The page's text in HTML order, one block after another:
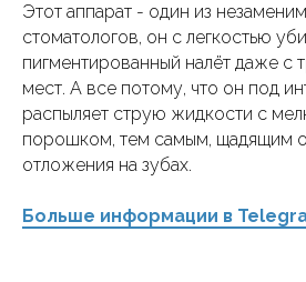
Этот аппарат - один из
стоматологов, он с легкостью
пигментированный налёт даже с
мест. А все потому, что он под
распыляет струю жидкости с
порошком, тем самым, щадящим
отложения на зубах.
Больше информации в